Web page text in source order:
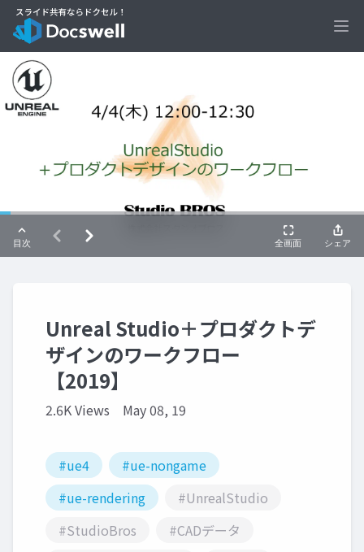
Unreal Studio＋プロダクトデ
ザインのワークフロー
【2019】
2.6K Views May 08, 19
#ue4
#ue-nongame
#ue-rendering
#UnrealStudio
#StudioBros
#CADデータ